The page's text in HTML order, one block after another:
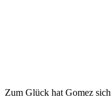
Zum Glück hat Gomez